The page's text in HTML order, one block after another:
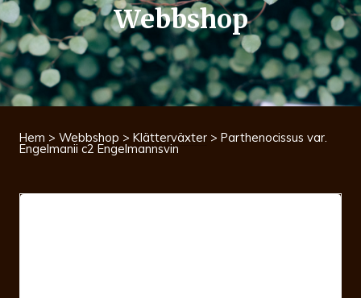
Webbshop
Hem > Webbshop > Klätterväxter > Parthenocissus var.
Engelmanii c2 Engelmannsvin